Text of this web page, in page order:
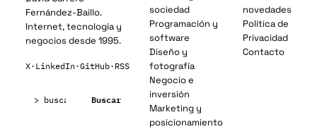
Fernández-Baillo.
Internet, tecnología y
negocios desde 1995.
X· LinkedIn·GitHub· RSS
Buscar
sociedad
Programación y
software
Diseño y
fotografía
Negocio e
inversión
Marketing y
posicionamiento
novedades
Política de
Privacidad
Contacto